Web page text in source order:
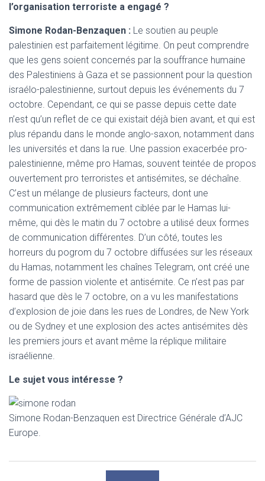
l’organisation terroriste a engagé ?
Simone Rodan-Benzaquen : Le soutien au peuple
palestinien est parfaitement légitime. On peut comprendre
que les gens soient concernés par la souffrance humaine
des Palestiniens à Gaza et se passionnent pour la question
israélo-palestinienne, surtout depuis les événements du 7
octobre. Cependant, ce qui se passe depuis cette date
n’est qu’un reflet de ce qui existait déjà bien avant, et qui est
plus répandu dans le monde anglo-saxon, notamment dans
les universités et dans la rue. Une passion exacerbée pro-
palestinienne, même pro Hamas, souvent teintée de propos
ouvertement pro terroristes et antisémites, se déchaîne.
C’est un mélange de plusieurs facteurs, dont une
communication extrêmement ciblée par le Hamas lui-
même, qui dès le matin du 7 octobre a utilisé deux formes
de communication différentes. D’un côté, toutes les
horreurs du pogrom du 7 octobre diffusées sur les réseaux
du Hamas, notamment les chaînes Telegram, ont créé une
forme de passion violente et antisémite. Ce n’est pas par
hasard que dès le 7 octobre, on a vu les manifestations
d’explosion de joie dans les rues de Londres, de New York
ou de Sydney et une explosion des actes antisémites dès
les premiers jours et avant même la réplique militaire
israélienne.
Le sujet vous intéresse ?
Simone Rodan-Benzaquen est Directrice Générale d’AJC
Europe.